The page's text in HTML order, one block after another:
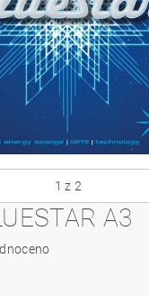
1 z 2
A3